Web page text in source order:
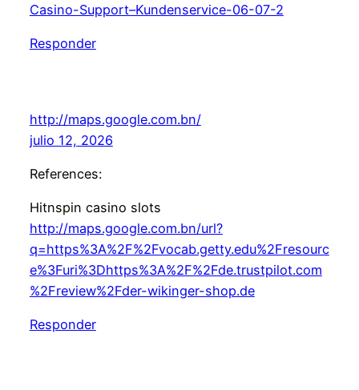
Casino-Support–Kundenservice-06-07-2
Responder
http://maps.google.com.bn/
julio 12, 2026
References:
Hitnspin casino slots
http://maps.google.com.bn/url?
q=https%3A%2F%2Fvocab.getty.edu%2Fresourc
e%3Furi%3Dhttps%3A%2F%2Fde.trustpilot.com
%2Freview%2Fder-wikinger-shop.de
Responder